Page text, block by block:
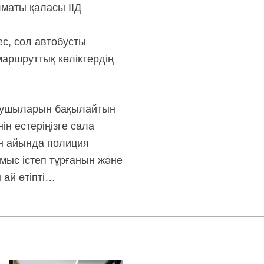
қаласы ІІД
сол автобусты
көліктердің
бақылайтын
сала
айында полиция
істеп тұрғанын және
өтіпті…